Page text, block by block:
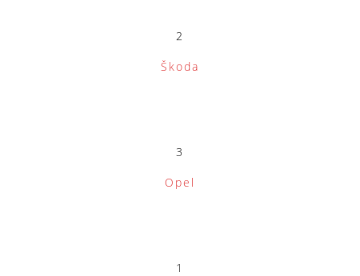
2
Škoda
3
Opel
1